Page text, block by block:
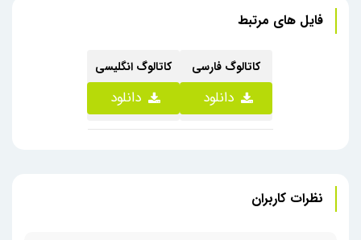
فایل های مرتبط
کاتالوگ فارسی
دانلود
کاتالوگ انگلیسی
دانلود
نظرات کاربران